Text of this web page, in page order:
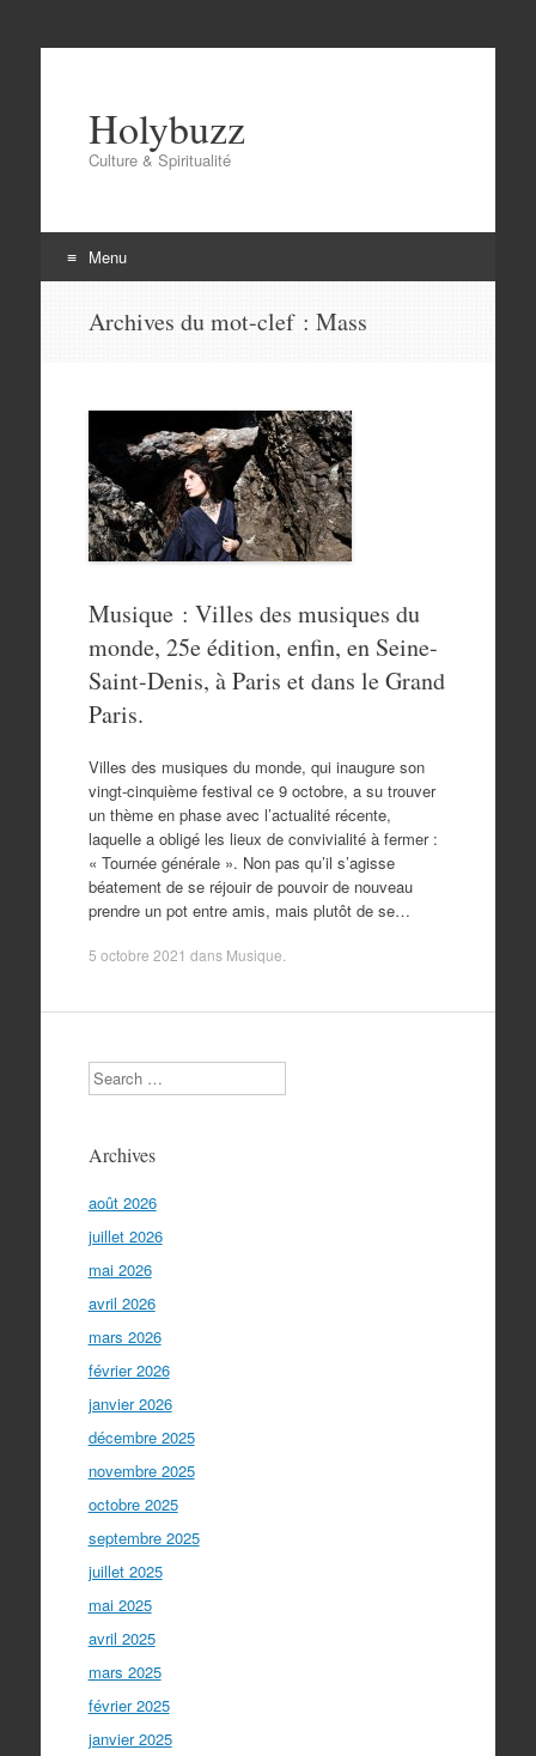
Holybuzz
Culture & Spiritualité
Menu
Archives du mot-clef : Mass
Musique : Villes des musiques du
monde, 25e édition, enfin, en Seine-
Saint-Denis, à Paris et dans le Grand
Paris.
Villes des musiques du monde, qui inaugure son
vingt-cinquième festival ce 9 octobre, a su trouver
un thème en phase avec l’actualité récente,
laquelle a obligé les lieux de convivialité à fermer :
« Tournée générale ». Non pas qu’il s’agisse
béatement de se réjouir de pouvoir de nouveau
prendre un pot entre amis, mais plutôt de se…
5 octobre 2021 dans Musique
Search
Archives
août 2026
juillet 2026
mai 2026
avril 2026
mars 2026
février 2026
janvier 2026
décembre 2025
novembre 2025
octobre 2025
septembre 2025
juillet 2025
mai 2025
avril 2025
mars 2025
février 2025
janvier 2025